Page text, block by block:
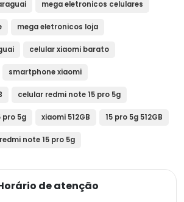
mega eletronicos celulares
mega eletronicos loja
celular xiaomi barato
smartphone xiaomi
celular redmi note 15 pro 5g
pro 5g xiaomi 512GB 15 pro 5g 512GB
note 15 pro 5g
de atenção